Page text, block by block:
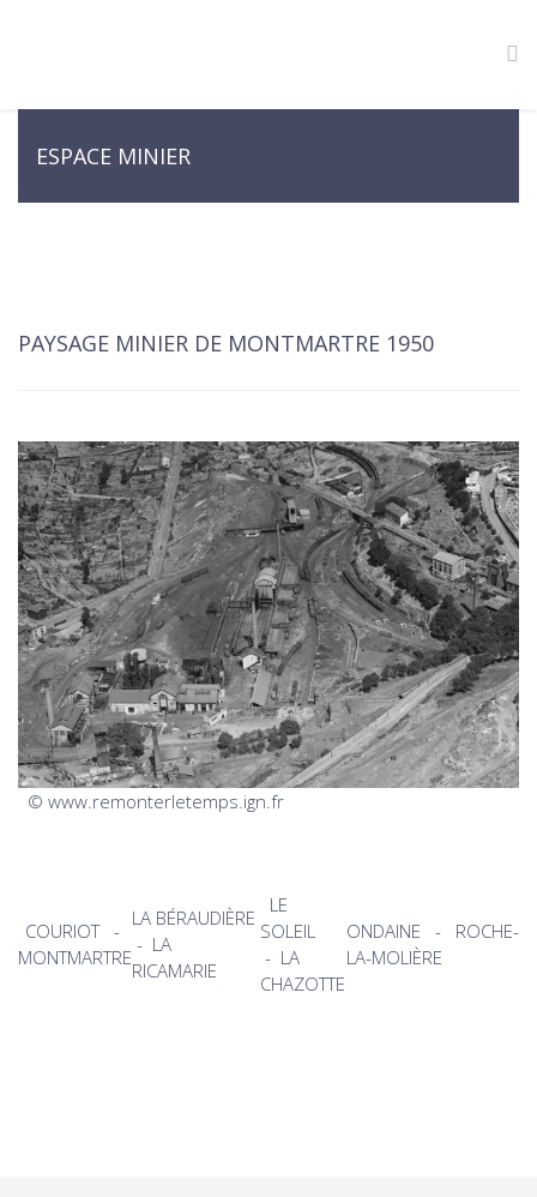
ESPACE MINIER
PAYSAGE MINIER DE MONTMARTRE 1950
© www.remonterletemps.ign.fr
COURIOT-
MONTMARTRE
LA BÉRAUDIÈRE
- LA
RICAMARIE
LE
SOLEIL
- LA
CHAZOTTE
ONDAINE -
ROCHE-
LA-MOLIÈRE